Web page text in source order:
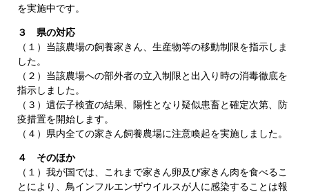
を実施中です。
３ 県の対応
（１）当該農場の飼養家きん、生産物等の移動制限を指示しま
した。
（２）当該農場への部外者の立入制限と出入り時の消毒徹底を
指示しました。
（３）遺伝子検査の結果、陽性となり疑似患畜と確定次第、防
疫措置を開始します。
（４）県内全ての家きん飼養農場に注意喚起を実施しました。​
４ そのほか
（１）我が国では、これまで家きん卵及び家きん肉を食べるこ
とにより、鳥インフルエンザウイルスが人に感染することは報